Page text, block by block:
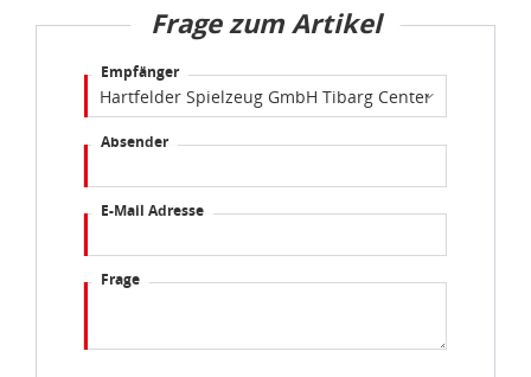
Frage zum Artikel
Empfänger
Absender
E-Mail Adresse
Frage